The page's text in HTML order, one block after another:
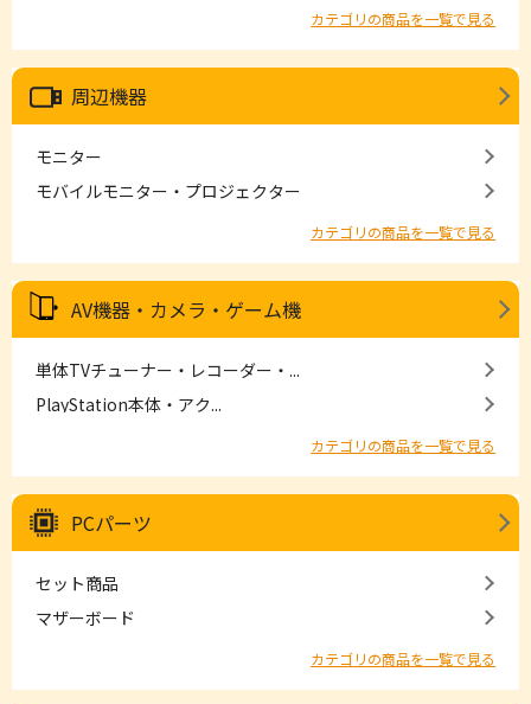
カテゴリの商品を一覧で見る
周辺機器
モニター
モバイルモニター・プロジェクター
カテゴリの商品を一覧で見る
AV機器・カメラ・ゲーム機
単体TVチューナー・レコーダー・...
PlayStation本体・アク...
カテゴリの商品を一覧で見る
PCパーツ
セット商品
マザーボード
カテゴリの商品を一覧で見る